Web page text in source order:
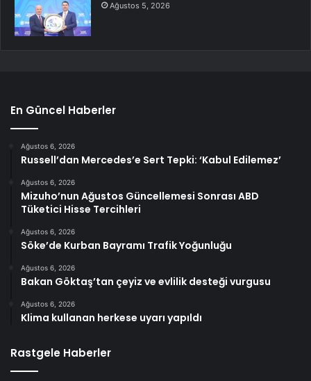
Ağustos 5, 2026
En Güncel Haberler
Ağustos 6, 2026
Russell’dan Mercedes’e Sert Tepki: ‘Kabul Edilemez’
Ağustos 6, 2026
Mizuho’nun Ağustos Güncellemesi Sonrası ABD
Tüketici Hisse Tercihleri
Ağustos 6, 2026
Söke’de Kurban Bayramı Trafik Yoğunluğu
Ağustos 6, 2026
Bakan Göktaş’tan çeyiz ve evlilik desteği vurgusu
Ağustos 6, 2026
Klima kullanan herkese uyarı yapıldı
Rastgele Haberler